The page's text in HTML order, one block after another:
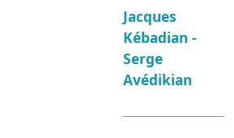
Jacques
Kébadian -
Serge
Avédikian